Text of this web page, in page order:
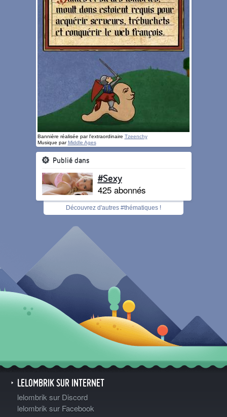
Bannière réalisée par l'extraordinaire Tzeenchy
Musique parMiddle Ages
Publié dans
#Sexy
425 abonnés
Découvrez d'autres #thématiques !
LELOMBRIK SUR INTERNET
lelombrik sur Discord
lelombrik sur Facebook